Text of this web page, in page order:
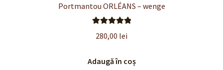
Portmantou ORLÉANS – wenge
5.00
280,00 lei
Adaugă în coș